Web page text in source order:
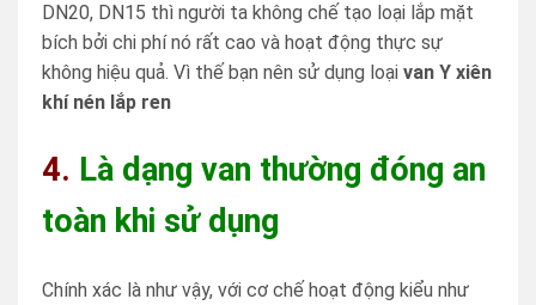
DN20, DN15 thì người ta không chế tạo loại lắp mặt
bích bởi chi phí nó rất cao và hoạt động thực sự
không hiệu quả. Vì thế bạn nên sử dụng loại van Y xiên
khí nén lắp ren
4. Là dạng van thường đóng an
toàn khi sử dụng
Chính xác là như vậy, với cơ chế hoạt động kiểu như